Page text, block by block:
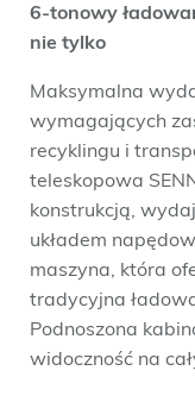
6-tonowy
nie tylko
Maksymalna
wymagających
recyklingu i
teleskopowa
konstrukcją,
układem
maszyna, która
tradycyjna
Podnoszona
widoczność na